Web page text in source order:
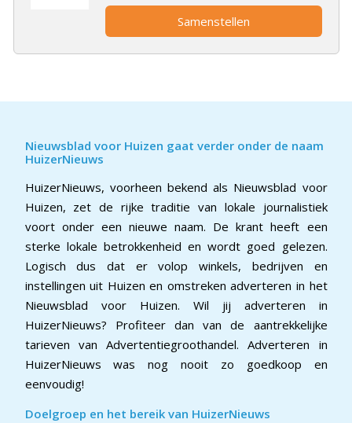
Samenstellen
Nieuwsblad voor Huizen gaat verder onder de naam
HuizerNieuws
HuizerNieuws, voorheen bekend als Nieuwsblad voor
Huizen, zet de rijke traditie van lokale journalistiek
voort onder een nieuwe naam. De krant heeft een
sterke lokale betrokkenheid en wordt goed gelezen.
Logisch dus dat er volop winkels, bedrijven en
instellingen uit Huizen en omstreken adverteren in het
Nieuwsblad voor Huizen. Wil jij adverteren in
HuizerNieuws? Profiteer dan van de aantrekkelijke
tarieven van Advertentiegroothandel. Adverteren in
HuizerNieuws was nog nooit zo goedkoop en
eenvoudig!
Doelgroep en het bereik van HuizerNieuws